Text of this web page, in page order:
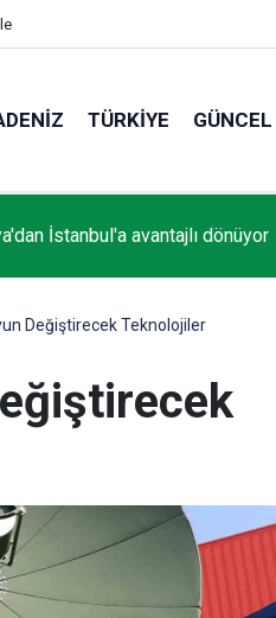
TÜRKIYE GÜNCEL
Alınacaktır
Değiştirecek Teknolojiler